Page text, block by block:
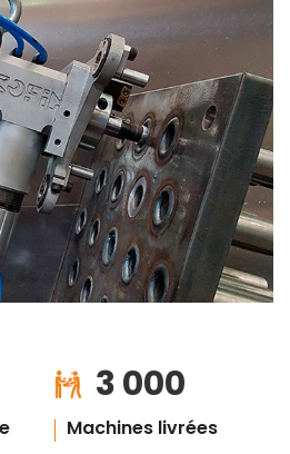
3 000
Machines livrées